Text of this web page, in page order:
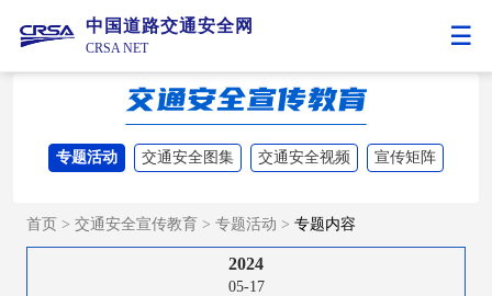
中国道路交通安全网
CRSA NET
专题活动 交通安全图集 交通安全视频 宣传矩阵
首页 > 交通安全宣传教育 > 专题活动 > 专题内容
2024
05-17